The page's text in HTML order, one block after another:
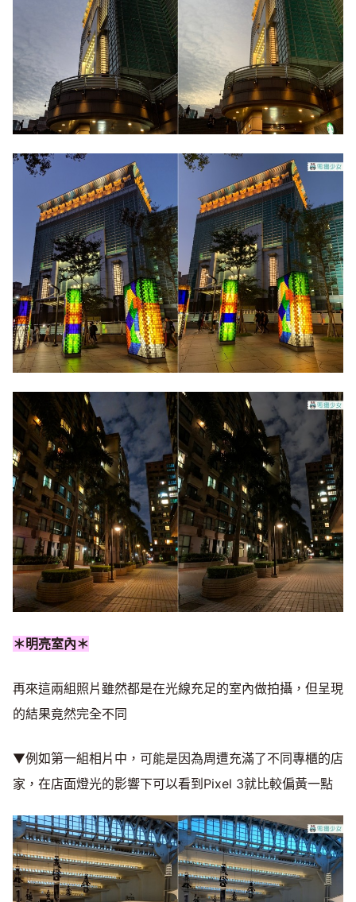
＊明亮室內＊
再來這兩組照片雖然都是在光線充足的室內做拍攝，但呈現
的結果竟然完全不同
▼例如第一組相片中，可能是因為周遭充滿了不同專櫃的店
家，在店面燈光的影響下可以看到Pixel 3就比較偏黃一點